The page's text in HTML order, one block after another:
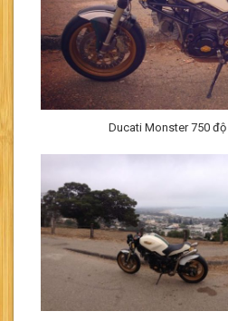
Ducati Monster 750